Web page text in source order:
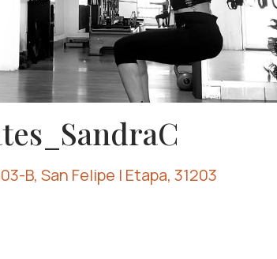
B, San Felipe I Etapa, 31203